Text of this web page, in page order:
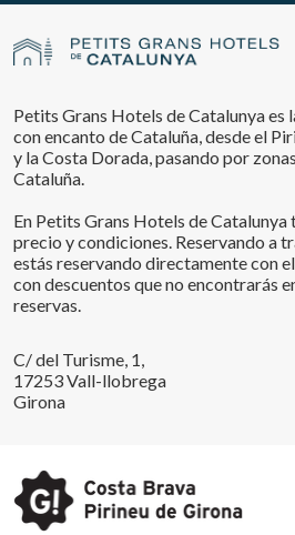
Petits Grans Hotels de Catalunya es
con encanto de Cataluña, desde el
y la Costa Dorada, pasando por
Cataluña.
En Petits Grans Hotels de
precio y condiciones. Reservando a
estás reservando directamente con
con descuentos que no encontrarás
reservas.
C/ del Turisme, 1,
17253 Vall-llobrega
Girona